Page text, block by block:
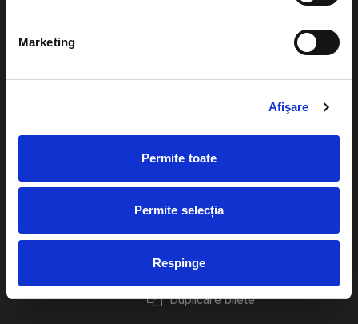
Marketing
Afişare
Permite toate
Permite selecția
Respinge
Cum comand bilete?
Plata online sau cash
eBilet printat acasa
Livrare prin curier
Returnare bilete
Duplicare bilete
Evenimente
festivaluri
Pentru copii